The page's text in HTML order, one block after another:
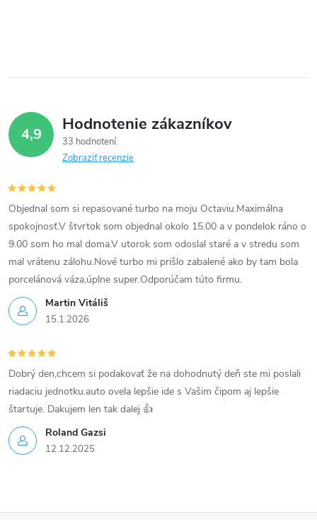
r
v
y
v
ý
p
i
s
u
4,9 Hodnotenie zákazníkov
33 hodnotení
Zobraziť recenzie
Martin Vitáliš
15.1.2026
Objednal som si repasované turbo na moju Octaviu.Maximálna
spokojnosť.V štvrtok som objednal okolo 15.00 a v pondelok ráno o
9.00 som ho mal doma.V utorok som odoslal staré a v stredu som
mal vrátenu zálohu.Nové turbo mi prišlo zabalené ako by tam bola
porcelánová váza,úplne super.Odporúčam túto firmu.
Roland Gazsi
12.12.2025
Dobrý den,chcem si podakovať že na dohodnutý deň ste mi poslali
riadaciu jednotku.auto ovela lepšie ide s Vašim čipom aj lepšie
štartuje. Dakujem len tak dalej 👍